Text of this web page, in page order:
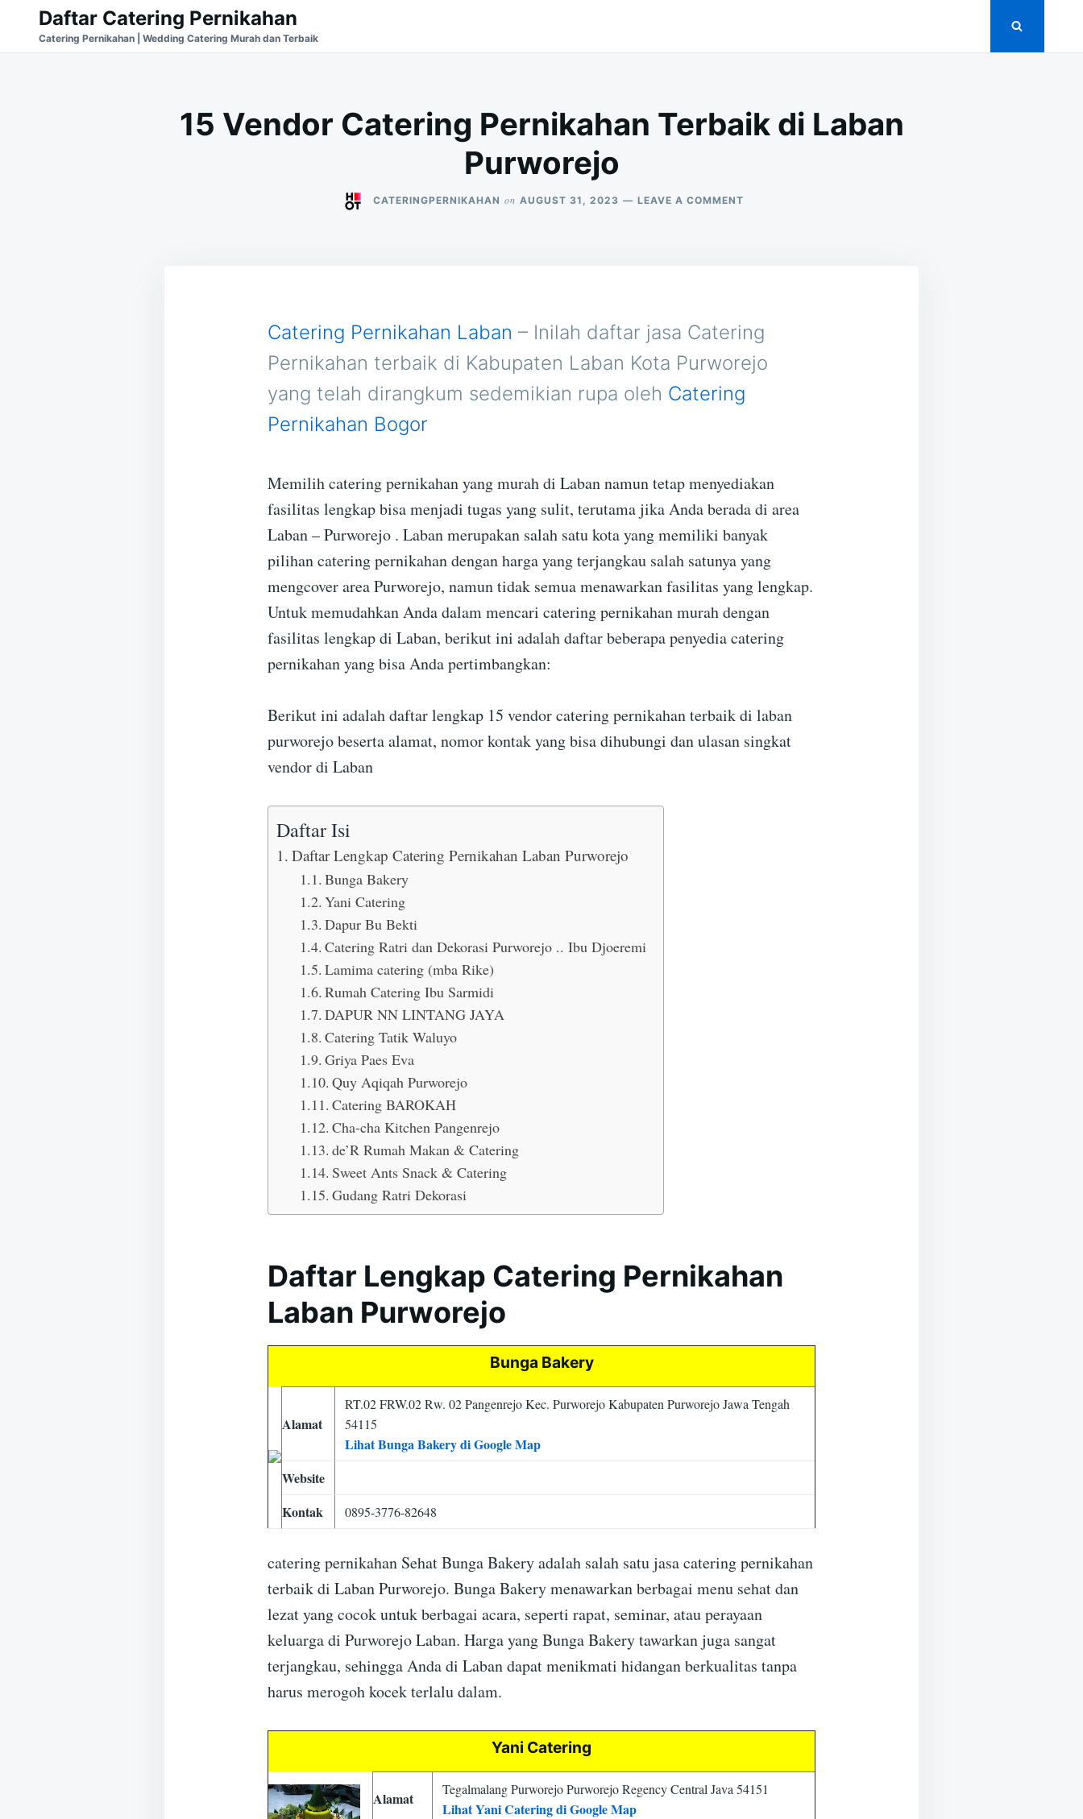
Search
for:
Daftar Catering Pernikahan
Catering Pernikahan | Wedding Catering Murah dan Terbaik
15 Vendor Catering Pernikahan Terbaik di Laban
Purworejo
CATERINGPERNIKAHAN on AUGUST 31, 2023 LEAVE A COMMENTON
Catering Pernikahan Laban – Inilah daftar jasa Catering
Pernikahan terbaik di Kabupaten Laban Kota Purworejo
yang telah dirangkum sedemikian rupa oleh Catering
Pernikahan Bogor
Memilih catering pernikahan yang murah di Laban namun tetap menyediakan
fasilitas lengkap bisa menjadi tugas yang sulit, terutama jika Anda berada di area
Laban – Purworejo . Laban merupakan salah satu kota yang memiliki banyak
pilihan catering pernikahan dengan harga yang terjangkau salah satunya yang
mengcover area Purworejo, namun tidak semua menawarkan fasilitas yang lengkap.
Untuk memudahkan Anda dalam mencari catering pernikahan murah dengan
fasilitas lengkap di Laban, berikut ini adalah daftar beberapa penyedia catering
pernikahan yang bisa Anda pertimbangkan:
Berikut ini adalah daftar lengkap 15 vendor catering pernikahan terbaik di laban
purworejo beserta alamat, nomor kontak yang bisa dihubungi dan ulasan singkat
vendor di Laban
Daftar Isi
Daftar Lengkap Catering Pernikahan Laban Purworejo
Bunga Bakery
Yani Catering
Dapur Bu Bekti
Catering Ratri dan Dekorasi Purworejo .. Ibu Djoeremi
Lamima catering (mba Rike)
Rumah Catering Ibu Sarmidi
DAPUR NN LINTANG JAYA
Catering Tatik Waluyo
Griya Paes Eva
Quy Aqiqah Purworejo
Catering BAROKAH
Cha-cha Kitchen Pangenrejo
de’R Rumah Makan & Catering
Sweet Ants Snack & Catering
Gudang Ratri Dekorasi
Daftar Lengkap Catering Pernikahan
Laban Purworejo
Bunga Bakery
Alamat
RT.02 FRW.02 Rw. 02 Pangenrejo Kec. Purworejo Kabupaten Purworejo Jawa Tengah
54115
Lihat Bunga Bakery di Google Map
Website
Kontak
0895-3776-82648
catering pernikahan Sehat Bunga Bakery adalah salah satu jasa catering pernikahan
terbaik di Laban Purworejo. Bunga Bakery menawarkan berbagai menu sehat dan
lezat yang cocok untuk berbagai acara, seperti rapat, seminar, atau perayaan
keluarga di Purworejo Laban. Harga yang Bunga Bakery tawarkan juga sangat
terjangkau, sehingga Anda di Laban dapat menikmati hidangan berkualitas tanpa
harus merogoh kocek terlalu dalam.
Yani Catering
Alamat
Tegalmalang Purworejo Purworejo Regency Central Java 54151
Lihat Yani Catering di Google Map